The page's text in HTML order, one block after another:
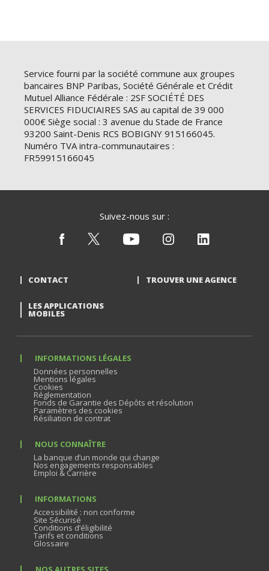
Service fourni par la société commune aux groupes
bancaires BNP Paribas, Société Générale et Crédit
Mutuel Alliance Fédérale : 2SF SOCIÉTÉ DES
SERVICES FIDUCIAIRES SAS au capital de 39 000
000€ Siège social : 3 avenue du Stade de France
93200 Saint-Denis RCS BOBIGNY 915166045.
Numéro TVA intra-communautaires :
FR59915166045
Suivez-nous sur :
CONTACT TROUVER UNE AGENCE
LES APPLICATIONS
MOBILES
INFORMATIONS LÉGALES
Données personnelles
Mentions légales
Cookies
Réglementation
Fonds de Garantie des Dépôts et résolution
Paramètres des cookies
Résiliation de contrat
NOUS CONNAÎTRE
La banque d’un monde qui change
Nos engagements responsables
Emploi & Carrière
INFORMATIONS
Accessibilité : non conforme
Site Sécurisé
Conditions d’éligibilité
Tarifs et conditions
Glossaire